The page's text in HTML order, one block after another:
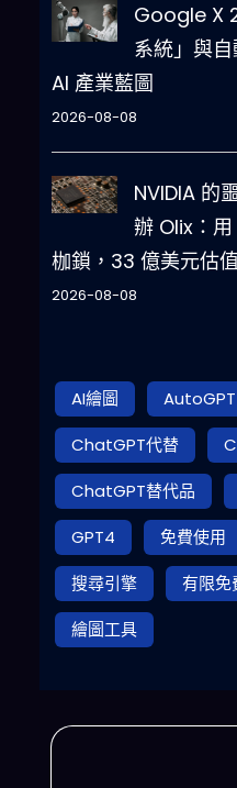
Google X
系統」與
AI 產業藍圖
2026-08-08
NVIDIA 的
辦 Olix：
枷鎖，33 億美元估
2026-08-08
AI繪圖 AutoGPT
ChatGPT代替
ChatGPT替代品
GPT4
免費使用
搜尋引擎
有限免
繪圖工具